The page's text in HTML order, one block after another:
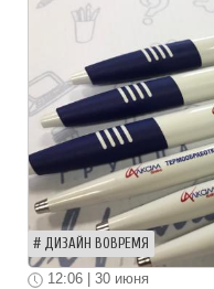
ДИЗАЙН ВОВРЕМЯ
12:06 | 30 июня